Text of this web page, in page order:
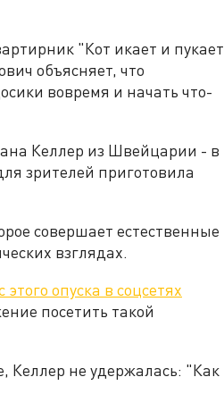
"Кот икает и пукает
объясняет, что
вовремя и начать что-
Келлер из Швейцарии - в
зрителей приготовила
совершает естественные
взглядах.
опуска в соцсетях
посетить такой
Келлер не удержалась: "Как